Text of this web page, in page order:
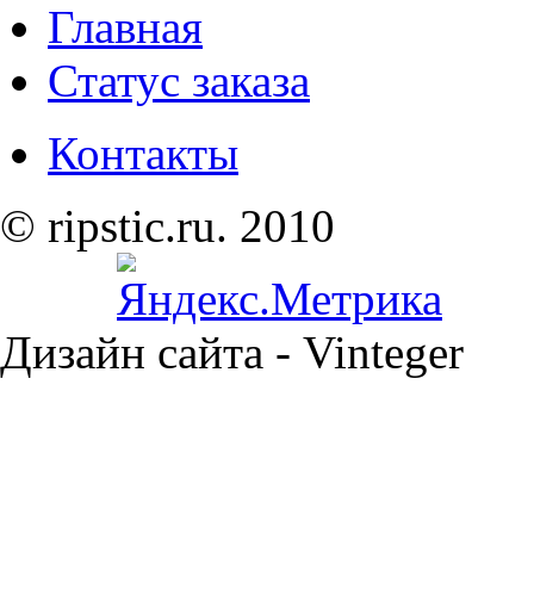
Главная
Статус заказа
Контакты
© ripstic.ru. 2010
Дизайн сайта - Vinteger